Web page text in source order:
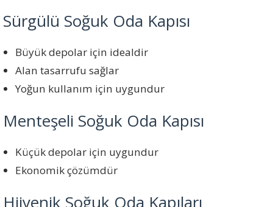
Sürgülü Soğuk Oda Kapısı
Büyük depolar için idealdir
Alan tasarrufu sağlar
Yoğun kullanım için uygundur
Menteşeli Soğuk Oda Kapısı
Küçük depolar için uygundur
Ekonomik çözümdür
Hijyenik Soğuk Oda Kapıları